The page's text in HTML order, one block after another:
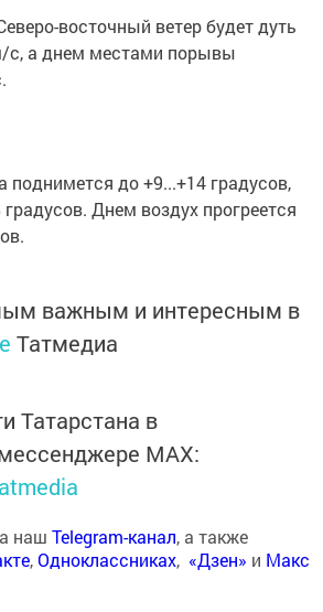
восточный ветер будет дуть
с, а днем местами порывы
поднимется до +9...+14 градусов,
Днем воздух прогреется
важным и интересным в
Татмедиа
Татарстана в
MАХ:
наш Telegram-канал, а также
,Одноклассниках, «Дзен» и Макс